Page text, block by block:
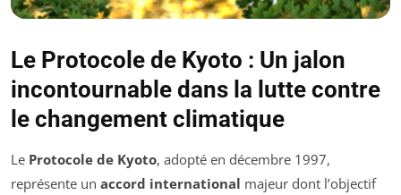
Le Protocole de Kyoto : Un jalon
incontournable dans la lutte contre
le changement climatique
Le Protocole de Kyoto, adopté en décembre 1997,
représente un accord international majeur dont l’objectif